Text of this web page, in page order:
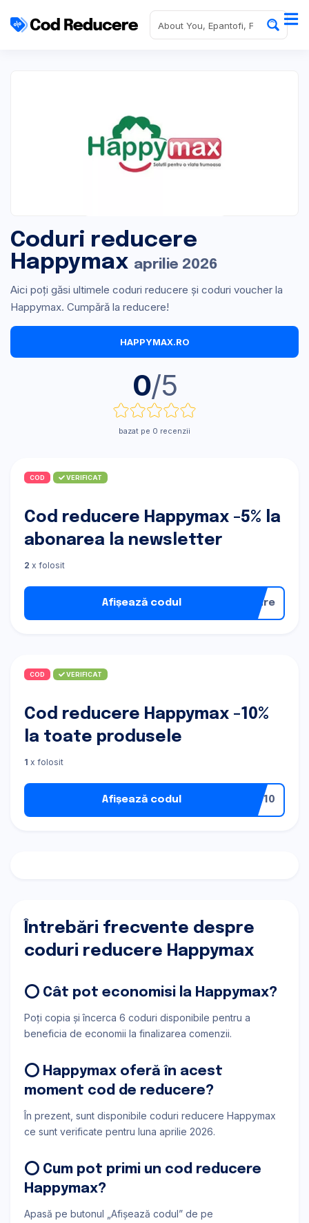
Coduri reducere
Happymax aprilie 2026
Aici poți găsi ultimele coduri reducere și coduri voucher la
Happymax. Cumpără la reducere!
HAPPYMAX.RO
0/5
bazat pe 0 recenzii
COD VERIFICAT
Cod reducere Happymax -5% la
abonarea la newsletter
2 x folosit
Afișează codul nare
COD VERIFICAT
Cod reducere Happymax -10%
la toate produsele
1 x folosit
Afișează codul PY10
Întrebări frecvente despre
coduri reducere Happymax
⭕ Cât pot economisi la Happymax?
Poți copia și încerca 6 coduri disponibile pentru a
beneficia de economii la finalizarea comenzii.
⭕ Happymax oferă în acest
moment cod de reducere?
În prezent, sunt disponibile coduri reducere Happymax
ce sunt verificate pentru luna aprilie 2026.
⭕ Cum pot primi un cod reducere
Happymax?
Apasă pe butonul „Afișează codul” de pe